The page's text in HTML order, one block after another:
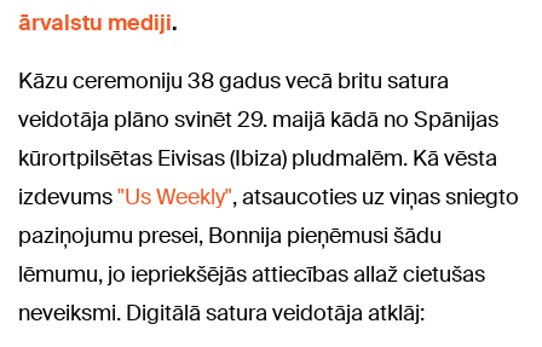
ārvalstu mediji.
Kāzu ceremoniju 38 gadus vecā britu satura
veidotāja plāno svinēt 29. maijā kādā no Spānijas
kūrortpilsētas Eivisas (Ibiza) pludmalēm. Kā vēsta
izdevums"Us Weekly", atsaucoties uz viņas sniegto
paziņojumu presei, Bonnija pieņēmusi šādu
lēmumu, jo iepriekšējās attiecības allaž cietušas
neveiksmi. Digitālā satura veidotāja atklāj: